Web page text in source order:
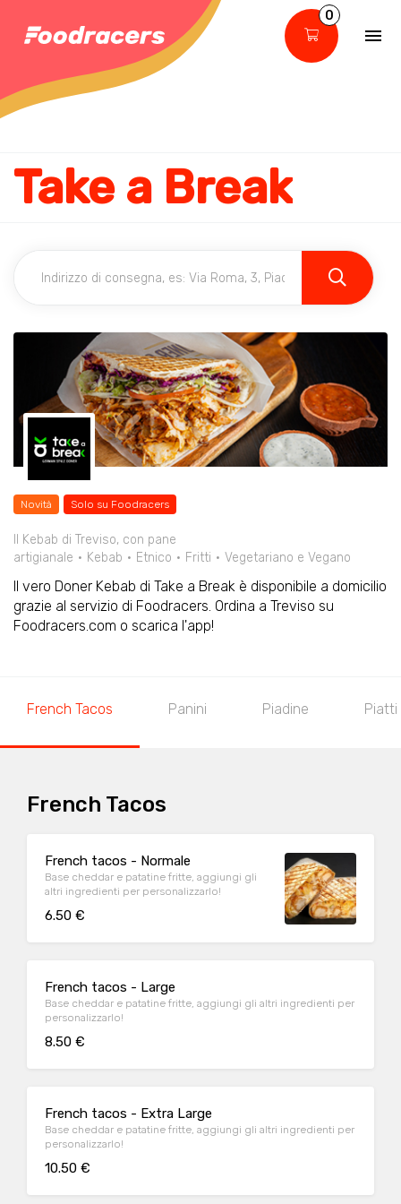
0
Take a Break
Novità Solo su Foodracers
Il Kebab di Treviso, con pane
artigianale
Kebab Etnico Fritti Vegetariano e Vegano
Il vero Doner Kebab di Take a Break è disponibile a domicilio
grazie al servizio di Foodracers. Ordina a Treviso su
Foodracers.com o scarica l'app!
French Tacos Panini Piadine Piatti
French Tacos
French tacos - Normale
Base cheddar e patatine fritte, aggiungi gli
altri ingredienti per personalizzarlo!
6.50 €
French tacos - Large
Base cheddar e patatine fritte, aggiungi gli altri ingredienti per
personalizzarlo!
8.50 €
French tacos - Extra Large
Base cheddar e patatine fritte, aggiungi gli altri ingredienti per
personalizzarlo!
10.50 €